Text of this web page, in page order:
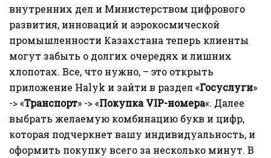
внутренних дел и Министерством цифрового
развития, инноваций и аэрокосмической
промышленности Казахстана теперь клиенты
могут забыть о долгих очередях и лишних
хлопотах. Все, что нужно, – это открыть
приложение Halyk и зайти в раздел «Госуслуги»
-> «Транспорт» -> «Покупка VIP-номера«. Далее
выбрать желаемую комбинацию букв и цифр,
которая подчеркнет вашу индивидуальность, и
оформить покупку всего за несколько минут. В